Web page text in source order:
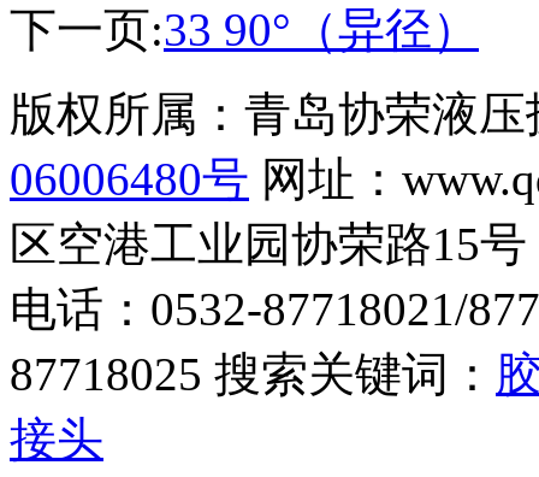
下一页:33 90°（异径）
版权所属：青岛协荣液
06006480号 网址：
区空港工业园协荣路15号
电话：0532-87718021/
87718025 搜索关键词：
接头